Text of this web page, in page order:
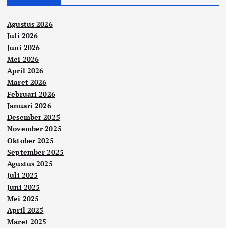
Agustus 2026
Juli 2026
Juni 2026
Mei 2026
April 2026
Maret 2026
Februari 2026
Januari 2026
Desember 2025
November 2025
Oktober 2025
September 2025
Agustus 2025
Juli 2025
Juni 2025
Mei 2025
April 2025
Maret 2025